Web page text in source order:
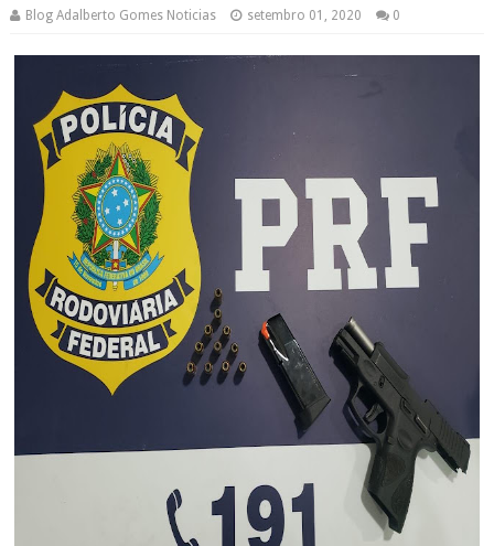
Blog Adalberto Gomes Noticias setembro 01, 2020 0